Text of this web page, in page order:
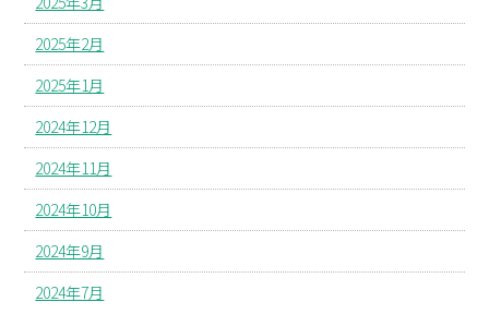
2025年2月
2025年1月
2024年12月
2024年11月
2024年10月
2024年9月
2024年7月